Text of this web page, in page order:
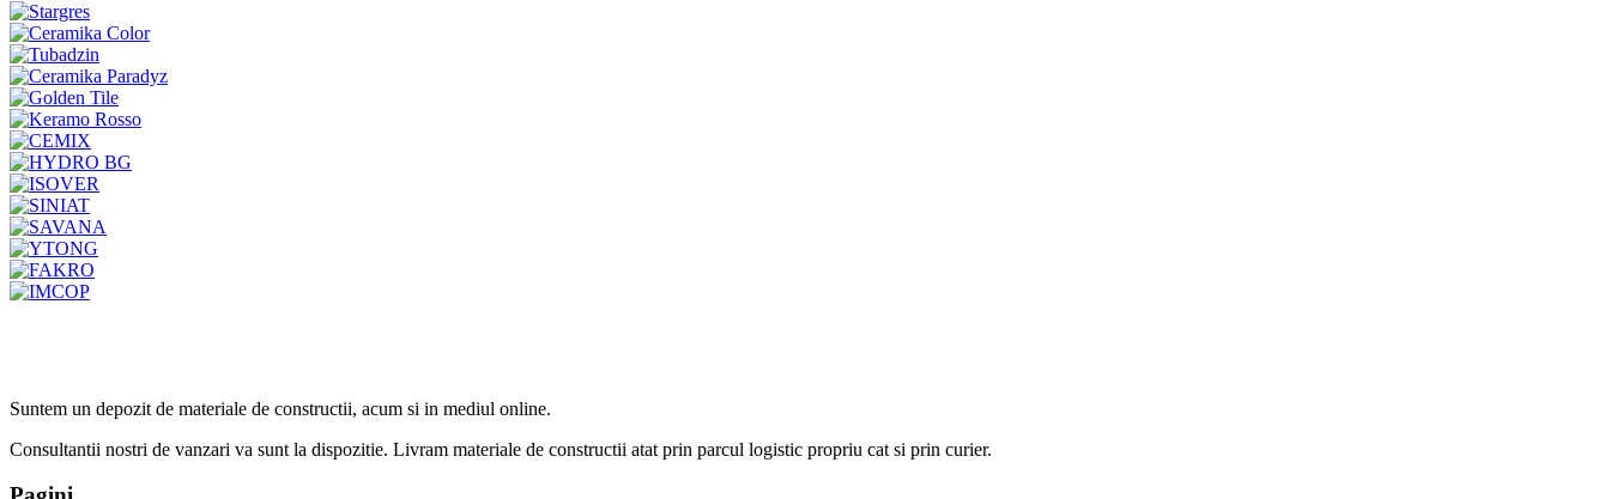
Suntem un depozit de materiale de constructii, acum si in mediul online.
Consultantii nostri de vanzari va sunt la dispozitie. Livram materiale de constructii atat prin parcul logistic propriu cat si prin curier.